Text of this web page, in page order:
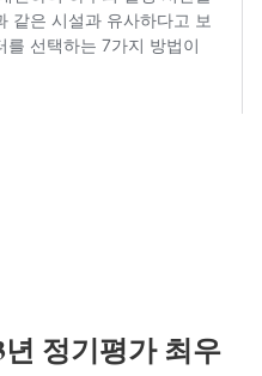
정기평가 최우